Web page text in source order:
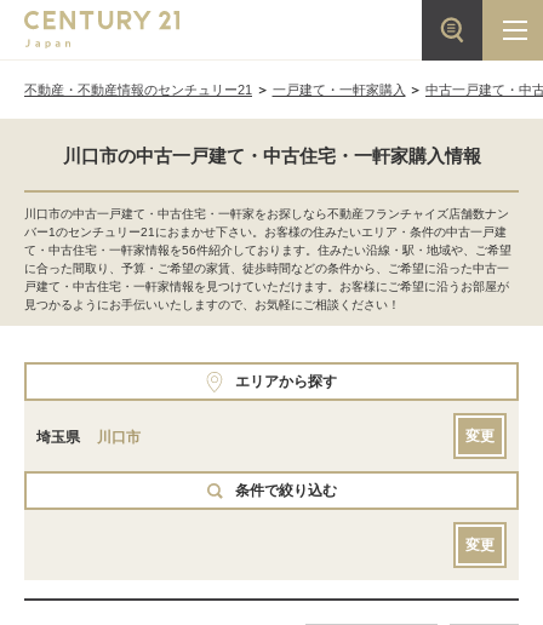
不動産・不動産情報のセンチュリー21 一戸建て・一軒家購入 中古一戸建て・中
川口市の中古一戸建て・中古住宅・一軒家購入情報
川口市の中古一戸建て・中古住宅・一軒家をお探しなら不動産フランチャイズ店舗数ナン
バー1のセンチュリー21におまかせ下さい。お客様の住みたいエリア・条件の中古一戸建
て・中古住宅・一軒家情報を56件紹介しております。住みたい沿線・駅・地域や、ご希望
に合った間取り、予算・ご希望の家賃、徒歩時間などの条件から、ご希望に沿った中古一
戸建て・中古住宅・一軒家情報を見つけていただけます。お客様にご希望に沿うお部屋が
見つかるようにお手伝いいたしますので、お気軽にご相談ください！
エリアから探す
埼玉県 川口市 変更
条件で絞り込む
変更